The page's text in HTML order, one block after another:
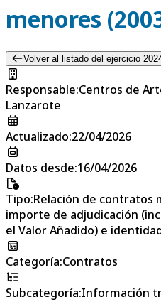
menores
Volver al listado del ejercicio
Responsable:Centros de
Lanzarote
Actualizado:22/04/2026
Datos desde:16/04/2026
Tipo:Relación de contratos
importe de adjudicación
el Valor Añadido) e
Categoría:Contratos
Subcategoría:Información